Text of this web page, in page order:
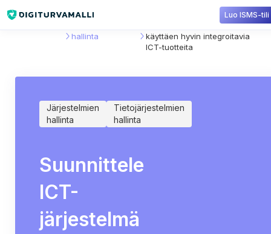
Luo ISMS-tili
hallinta
Suunnittele ICT-järjestelmä
käyttäen hyvin integroitavia
ICT-tuotteita
Järjestelmien
hallinta
Tietojärjestelmien
hallinta
Suunnittele
ICT-
järjestelmä